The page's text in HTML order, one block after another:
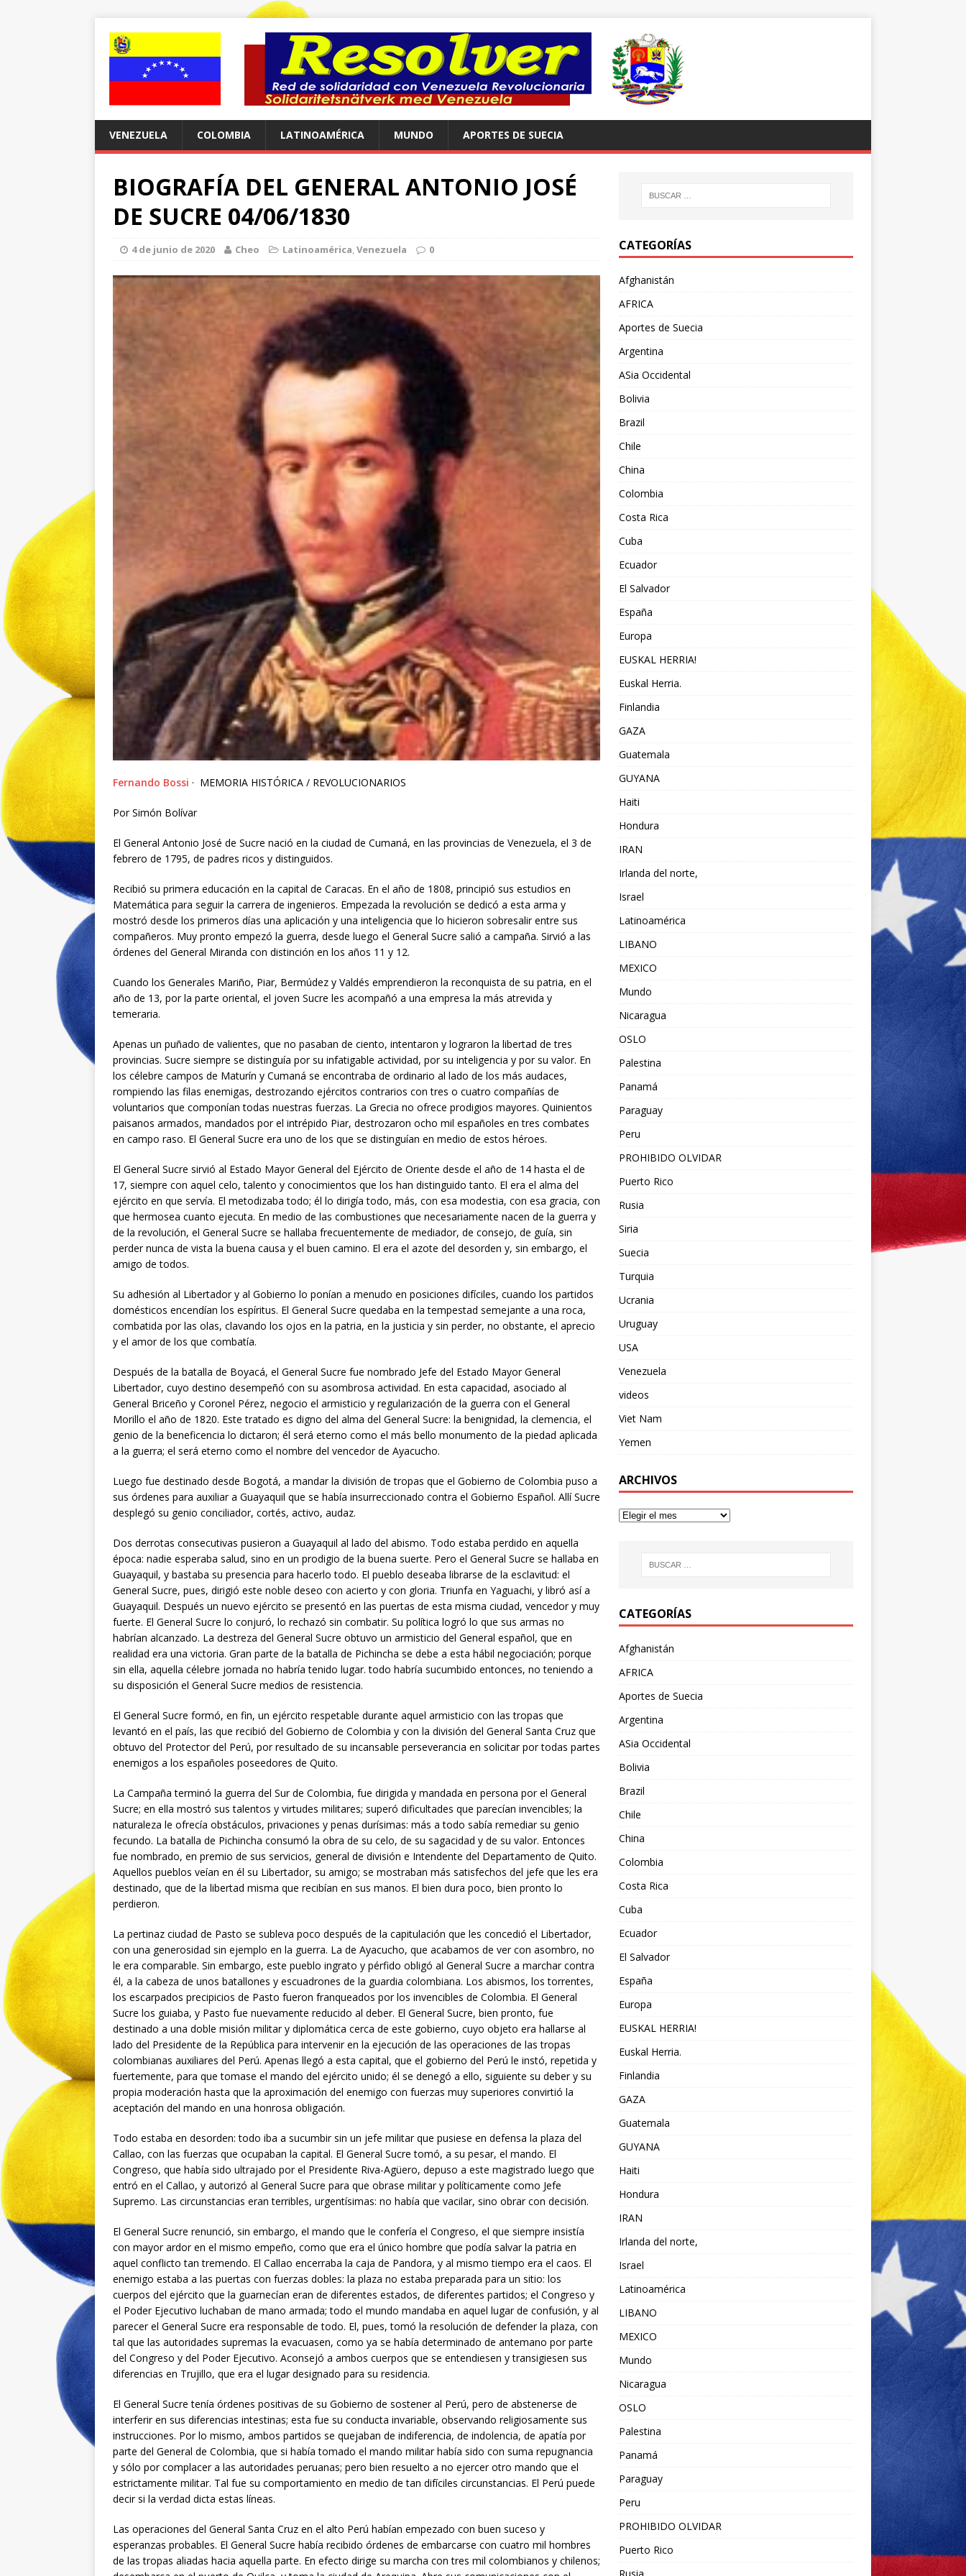
VENEZUELA COLOMBIA LATINOAMÉRICA MUNDO APORTES DE SUECIA
BIOGRAFÍA DEL GENERAL ANTONIO JOSÉ
DE SUCRE 04/06/1830
4 de junio de 2020 Cheo Latinoamérica,Venezuela 0
Fernando Bossi · MEMORIA HISTÓRICA / REVOLUCIONARIOS
Por Simón Bolívar
El General Antonio José de Sucre nació en la ciudad de Cumaná, en las provincias de Venezuela, el 3 de
febrero de 1795, de padres ricos y distinguidos.
Recibió su primera educación en la capital de Caracas. En el año de 1808, principió sus estudios en
Matemática para seguir la carrera de ingenieros. Empezada la revolución se dedicó a esta arma y
mostró desde los primeros días una aplicación y una inteligencia que lo hicieron sobresalir entre sus
compañeros. Muy pronto empezó la guerra, desde luego el General Sucre salió a campaña. Sirvió a las
órdenes del General Miranda con distinción en los años 11 y 12.
Cuando los Generales Mariño, Piar, Bermúdez y Valdés emprendieron la reconquista de su patria, en el
año de 13, por la parte oriental, el joven Sucre les acompañó a una empresa la más atrevida y
temeraria.
Apenas un puñado de valientes, que no pasaban de ciento, intentaron y lograron la libertad de tres
provincias. Sucre siempre se distinguía por su infatigable actividad, por su inteligencia y por su valor. En
los célebre campos de Maturín y Cumaná se encontraba de ordinario al lado de los más audaces,
rompiendo las filas enemigas, destrozando ejércitos contrarios con tres o cuatro compañías de
voluntarios que componían todas nuestras fuerzas. La Grecia no ofrece prodigios mayores. Quinientos
paisanos armados, mandados por el intrépido Piar, destrozaron ocho mil españoles en tres combates
en campo raso. El General Sucre era uno de los que se distinguían en medio de estos héroes.
El General Sucre sirvió al Estado Mayor General del Ejército de Oriente desde el año de 14 hasta el de
17, siempre con aquel celo, talento y conocimientos que los han distinguido tanto. El era el alma del
ejército en que servía. El metodizaba todo; él lo dirigía todo, más, con esa modestia, con esa gracia, con
que hermosea cuanto ejecuta. En medio de las combustiones que necesariamente nacen de la guerra y
de la revolución, el General Sucre se hallaba frecuentemente de mediador, de consejo, de guía, sin
perder nunca de vista la buena causa y el buen camino. El era el azote del desorden y, sin embargo, el
amigo de todos.
Su adhesión al Libertador y al Gobierno lo ponían a menudo en posiciones difíciles, cuando los partidos
domésticos encendían los espíritus. El General Sucre quedaba en la tempestad semejante a una roca,
combatida por las olas, clavando los ojos en la patria, en la justicia y sin perder, no obstante, el aprecio
y el amor de los que combatía.
Después de la batalla de Boyacá, el General Sucre fue nombrado Jefe del Estado Mayor General
Libertador, cuyo destino desempeñó con su asombrosa actividad. En esta capacidad, asociado al
General Briceño y Coronel Pérez, negocio el armisticio y regularización de la guerra con el General
Morillo el año de 1820. Este tratado es digno del alma del General Sucre: la benignidad, la clemencia, el
genio de la beneficencia lo dictaron; él será eterno como el más bello monumento de la piedad aplicada
a la guerra; el será eterno como el nombre del vencedor de Ayacucho.
Luego fue destinado desde Bogotá, a mandar la división de tropas que el Gobierno de Colombia puso a
sus órdenes para auxiliar a Guayaquil que se había insurreccionado contra el Gobierno Español. Allí Sucre
desplegó su genio conciliador, cortés, activo, audaz.
Dos derrotas consecutivas pusieron a Guayaquil al lado del abismo. Todo estaba perdido en aquella
época: nadie esperaba salud, sino en un prodigio de la buena suerte. Pero el General Sucre se hallaba en
Guayaquil, y bastaba su presencia para hacerlo todo. El pueblo deseaba librarse de la esclavitud: el
General Sucre, pues, dirigió este noble deseo con acierto y con gloria. Triunfa en Yaguachi, y libró así a
Guayaquil. Después un nuevo ejército se presentó en las puertas de esta misma ciudad, vencedor y muy
fuerte. El General Sucre lo conjuró, lo rechazó sin combatir. Su política logró lo que sus armas no
habrían alcanzado. La destreza del General Sucre obtuvo un armisticio del General español, que en
realidad era una victoria. Gran parte de la batalla de Pichincha se debe a esta hábil negociación; porque
sin ella, aquella célebre jornada no habría tenido lugar. todo habría sucumbido entonces, no teniendo a
su disposición el General Sucre medios de resistencia.
El General Sucre formó, en fin, un ejército respetable durante aquel armisticio con las tropas que
levantó en el país, las que recibió del Gobierno de Colombia y con la división del General Santa Cruz que
obtuvo del Protector del Perú, por resultado de su incansable perseverancia en solicitar por todas partes
enemigos a los españoles poseedores de Quito.
La Campaña terminó la guerra del Sur de Colombia, fue dirigida y mandada en persona por el General
Sucre; en ella mostró sus talentos y virtudes militares; superó dificultades que parecían invencibles; la
naturaleza le ofrecía obstáculos, privaciones y penas durísimas: más a todo sabía remediar su genio
fecundo. La batalla de Pichincha consumó la obra de su celo, de su sagacidad y de su valor. Entonces
fue nombrado, en premio de sus servicios, general de división e Intendente del Departamento de Quito.
Aquellos pueblos veían en él su Libertador, su amigo; se mostraban más satisfechos del jefe que les era
destinado, que de la libertad misma que recibían en sus manos. El bien dura poco, bien pronto lo
perdieron.
La pertinaz ciudad de Pasto se subleva poco después de la capitulación que les concedió el Libertador,
con una generosidad sin ejemplo en la guerra. La de Ayacucho, que acabamos de ver con asombro, no
le era comparable. Sin embargo, este pueblo ingrato y pérfido obligó al General Sucre a marchar contra
él, a la cabeza de unos batallones y escuadrones de la guardia colombiana. Los abismos, los torrentes,
los escarpados precipicios de Pasto fueron franqueados por los invencibles de Colombia. El General
Sucre los guiaba, y Pasto fue nuevamente reducido al deber. El General Sucre, bien pronto, fue
destinado a una doble misión militar y diplomática cerca de este gobierno, cuyo objeto era hallarse al
lado del Presidente de la República para intervenir en la ejecución de las operaciones de las tropas
colombianas auxiliares del Perú. Apenas llegó a esta capital, que el gobierno del Perú le instó, repetida y
fuertemente, para que tomase el mando del ejército unido; él se denegó a ello, siguiente su deber y su
propia moderación hasta que la aproximación del enemigo con fuerzas muy superiores convirtió la
aceptación del mando en una honrosa obligación.
Todo estaba en desorden: todo iba a sucumbir sin un jefe militar que pusiese en defensa la plaza del
Callao, con las fuerzas que ocupaban la capital. El General Sucre tomó, a su pesar, el mando. El
Congreso, que había sido ultrajado por el Presidente Riva-Agüero, depuso a este magistrado luego que
entró en el Callao, y autorizó al General Sucre para que obrase militar y políticamente como Jefe
Supremo. Las circunstancias eran terribles, urgentísimas: no había que vacilar, sino obrar con decisión.
El General Sucre renunció, sin embargo, el mando que le confería el Congreso, el que siempre insistía
con mayor ardor en el mismo empeño, como que era el único hombre que podía salvar la patria en
aquel conflicto tan tremendo. El Callao encerraba la caja de Pandora, y al mismo tiempo era el caos. El
enemigo estaba a las puertas con fuerzas dobles: la plaza no estaba preparada para un sitio: los
cuerpos del ejército que la guarnecían eran de diferentes estados, de diferentes partidos; el Congreso y
el Poder Ejecutivo luchaban de mano armada; todo el mundo mandaba en aquel lugar de confusión, y al
parecer el General Sucre era responsable de todo. El, pues, tomó la resolución de defender la plaza, con
tal que las autoridades supremas la evacuasen, como ya se había determinado de antemano por parte
del Congreso y del Poder Ejecutivo. Aconsejó a ambos cuerpos que se entendiesen y transigiesen sus
diferencias en Trujillo, que era el lugar designado para su residencia.
El General Sucre tenía órdenes positivas de su Gobierno de sostener al Perú, pero de abstenerse de
interferir en sus diferencias intestinas; esta fue su conducta invariable, observando religiosamente sus
instrucciones. Por lo mismo, ambos partidos se quejaban de indiferencia, de indolencia, de apatía por
parte del General de Colombia, que si había tomado el mando militar había sido con suma repugnancia
y sólo por complacer a las autoridades peruanas; pero bien resuelto a no ejercer otro mando que el
estrictamente militar. Tal fue su comportamiento en medio de tan difíciles circunstancias. El Perú puede
decir si la verdad dicta estas líneas.
Las operaciones del General Santa Cruz en el alto Perú habían empezado con buen suceso y
esperanzas probables. El General Sucre había recibido órdenes de embarcarse con cuatro mil hombres
de las tropas aliadas hacia aquella parte. En efecto dirige su marcha con tres mil colombianos y chilenos;
CATEGORÍAS
Afghanistán
AFRICA
Aportes de Suecia
Argentina
ASia Occidental
Bolivia
Brazil
Chile
China
Colombia
Costa Rica
Cuba
Ecuador
El Salvador
España
Europa
EUSKAL HERRIA!
Euskal Herria.
Finlandia
GAZA
Guatemala
GUYANA
Haiti
Hondura
IRAN
Irlanda del norte,
Israel
Latinoamérica
LIBANO
MEXICO
Mundo
Nicaragua
OSLO
Palestina
Panamá
Paraguay
Peru
PROHIBIDO OLVIDAR
Puerto Rico
Rusia
Siria
Suecia
Turquia
Ucrania
Uruguay
USA
Venezuela
videos
Viet Nam
Yemen
ARCHIVOS
CATEGORÍAS
Afghanistán
AFRICA
Aportes de Suecia
Argentina
ASia Occidental
Bolivia
Brazil
Chile
China
Colombia
Costa Rica
Cuba
Ecuador
El Salvador
España
Europa
EUSKAL HERRIA!
Euskal Herria.
Finlandia
GAZA
Guatemala
GUYANA
Haiti
Hondura
IRAN
Irlanda del norte,
Israel
Latinoamérica
LIBANO
MEXICO
Mundo
Nicaragua
OSLO
Palestina
Panamá
Paraguay
Peru
PROHIBIDO OLVIDAR
Puerto Rico